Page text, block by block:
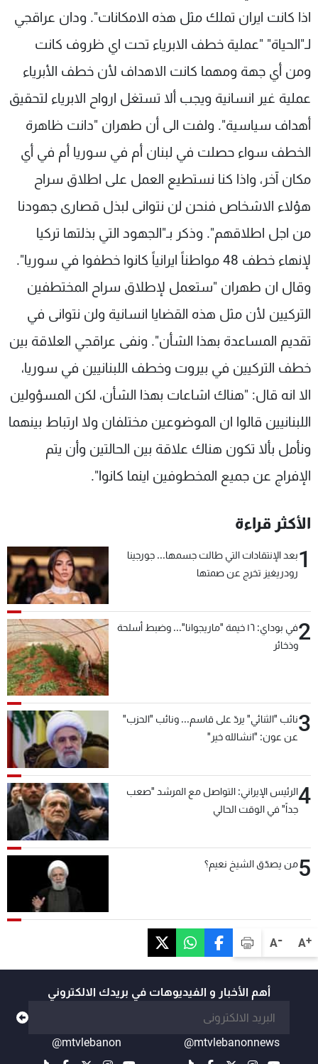
A+
A-
اذا كانت ايران تملك مثل هذه الامكانات". ودان عراقجي
لـ"الحياة" "عملية خطف الابرياء تحت اي ظروف كانت
ومن أي جهة ومهما كانت الاهداف لأن خطف الأبرياء
عملية غير انسانية ويجب ألا تستغل ارواح الابرياء لتحقيق
أهداف سياسية". ولفت الی أن طهران "دانت ظاهرة
الخطف سواء حصلت في لبنان أم في سوريا أم في أي
مكان آخر، واذا كنا نستطيع العمل علی اطلاق سراح
هؤلاء الاشخاص فنحن لن نتوانی لبذل قصاری جهودنا
من اجل اطلاقهم". وذكر بـ"الجهود التي بذلتها تركيا
لإنهاء خطف 48 مواطناً ايرانياً كانوا خطفوا في سوريا".
وقال ان طهران "ستعمل لإطلاق سراح المختطفين
التركيين لأن مثل هذه القضايا انسانية ولن نتوانی في
تقديم المساعدة بهذا الشأن". ونفی عراقجي العلاقة بين
خطف التركيين في بيروت وخطف اللبنانيين في سوريا،
الا انه قال: "هناك اشاعات بهذا الشأن، لكن المسؤولين
اللبنانيين قالوا ان الموضوعين مختلفان ولا ارتباط بينهما
ونأمل بألا تكون هناك علاقة بين الحالتين وأن يتم
الإفراج عن جميع المخطوفين اينما كانوا".
الأكثر قراءة
1بعد الإنتقادات التي طالت جسمها... جورجينا
رودريغيز تخرج عن صمتها
2
في بوداي: ١٦ خيمة "ماريجوانا"... وضبط أسلحة
وذخائر
3نائب "الثنائي" يردّ على قاسم... ونائب "الحزب"
عن عون: "انشالله خير"
4الرئيس الإيراني: التواصل مع المرشد "صعب
جداً" في الوقت الحالي
5من يصدّق الشيخ نعيم؟
أهم الأخبار و الفيديوهات في بريدك الالكتروني
@mtvlebanonnews
@mtvlebanon